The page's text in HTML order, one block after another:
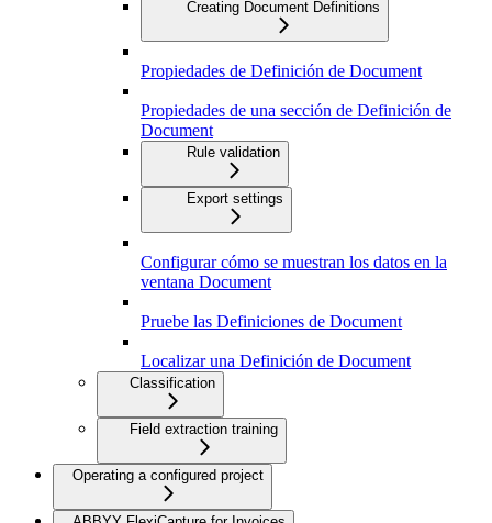
Creating Document Definitions
Propiedades de Definición de Document
Propiedades de una sección de Definición de
Document
Rule validation
Export settings
Configurar cómo se muestran los datos en la
ventana Document
Pruebe las Definiciones de Document
Localizar una Definición de Document
Classification
Field extraction training
Operating a configured project